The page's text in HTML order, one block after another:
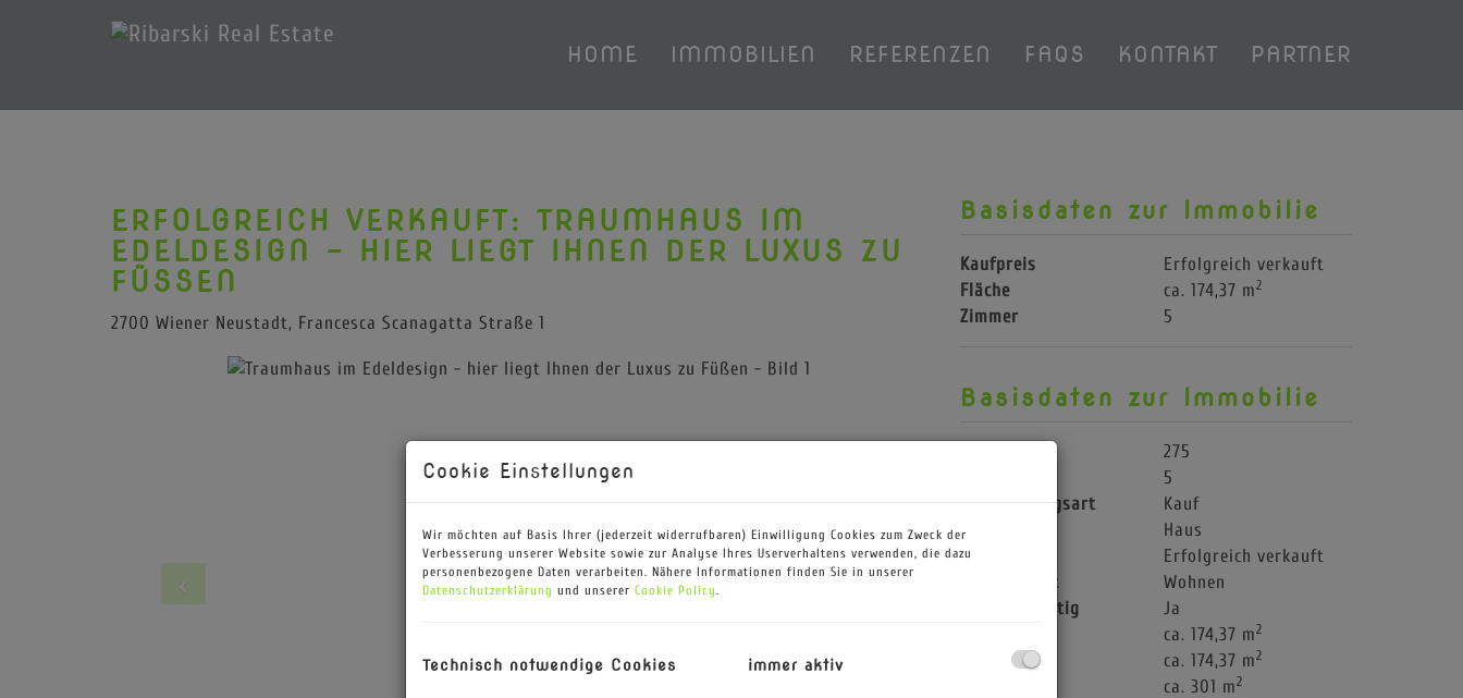
HOME IMMOBILIEN REFERENZEN FAQS KONTAKT PARTNER
ERFOLGREICH VERKAUFT: TRAUMHAUS IM
EDELDESIGN - HIER LIEGT IHNEN DER LUXUS ZU
FÜSSEN
2700 Wiener Neustadt, Francesca Scanagatta Straße 1
Basisdaten zur Immobilie
Kaufpreis
Erfolgreich verkauft
Fläche
ca. 174,37 m2
Zimmer 5
Basisdaten zur Immobilie
275
5
Vermarktungsart
Kauf
Objektart
Haus
Kaufpreis
Erfolgreich verkauft
Nutzungsart
Wohnen
Schlüsselfertig
Ja
ca. 174,37 m2
Wohnfläche ca. 174,37 m2
ca. 301 m2
Cookie Einstellungen
Wir möchten auf Basis Ihrer (jederzeit widerrufbaren) Einwilligung Cookies zum Zweck der
Verbesserung unserer Website sowie zur Analyse Ihres Userverhaltens verwenden, die dazu
personenbezogene Daten verarbeiten. Nähere Informationen finden Sie in unserer
Datenschutzerklärung und unserer Cookie Policy.
Technisch notwendige Cookies immer aktiv